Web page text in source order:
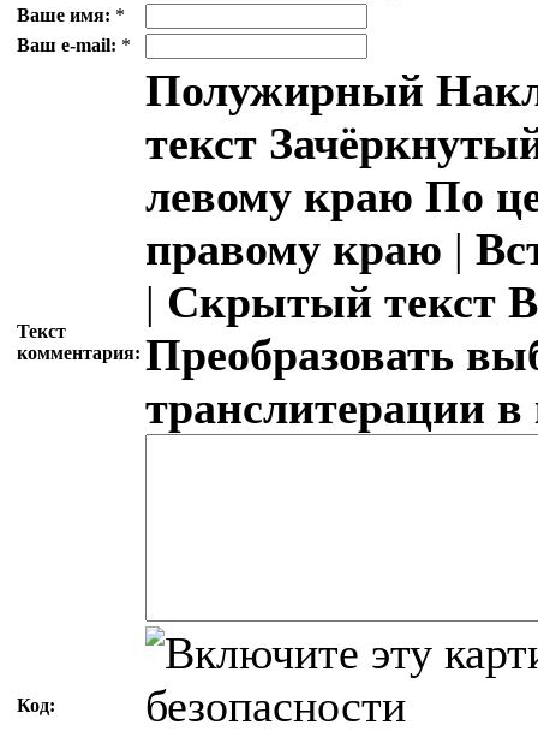
Ваше имя: *
Ваш e-mail: *
Текст
комментария:
Полужирный
текст
левому краю По
правому краю |
| Скрытый текст
Преобразовать
транслитерации
Код: